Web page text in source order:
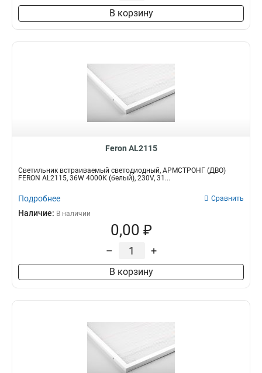
В корзину
Feron AL2115
Светильник встраиваемый светодиодный, АРМСТРОНГ (ДВО)
FERON AL2115, 36W 4000К (белый), 230V, 31...
Подробнее Сравнить
Наличие: В наличии
0,00 ₽
– +
В корзину